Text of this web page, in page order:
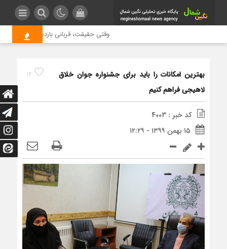
وقتی حقیقت، قربانی بازدید بیشتر می
14
بهترین امکانات را باید برای جشنواره جوان خلاق
لاهیجی فراهم کنیم
کد خبر : 4003
۱۵ بهمن ۱۳۹۹ - ۱۲:۲۹